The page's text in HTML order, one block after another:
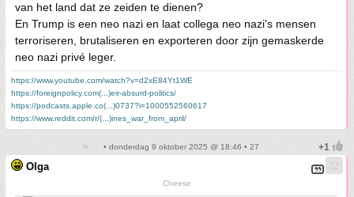
van het land dat ze zeiden te dienen?
En Trump is een neo nazi en laat collega neo nazi's mensen
terroriseren, brutaliseren en exporteren door zijn gemaskerde
neo nazi privé leger.
https://www.youtube.com/watch?v=d2xE84Yt1WE
https://foreignpolicy.com(...)eir-absurd-politics/
https://podcasts.apple.co(...)0737?i=1000552560617
https://www.reddit.com/r/(...)ines_war_from_april/
• donderdag 9 oktober 2025 @ 18:46 • 27
Olga
Cheese